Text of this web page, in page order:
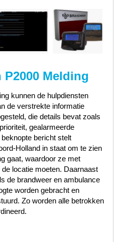
Melding
kunnen de hulpdiensten
de verstrekte informatie
die details bevat zoals
gealarmeerde
bericht stelt
Holland in staat om te zien
gaat, waardoor ze met
locatie moeten. Daarnaast
de brandweer en ambulance
worden gebracht en
Zo worden alle betrokken